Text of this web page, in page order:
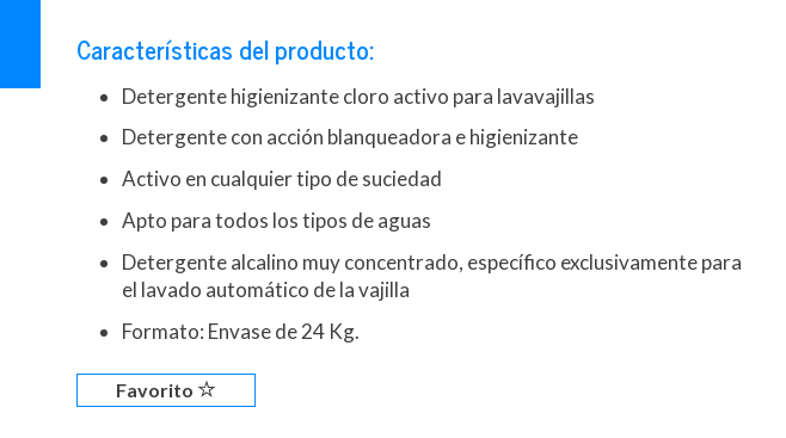
Características del producto:
Detergente higienizante cloro activo para lavavajillas
Detergente con acción blanqueadora e higienizante
Activo en cualquier tipo de suciedad
Apto para todos los tipos de aguas
Detergente alcalino muy concentrado, específico exclusivamente para
el lavado automático de la vajilla
Formato: Envase de 24 Kg.
Favorito